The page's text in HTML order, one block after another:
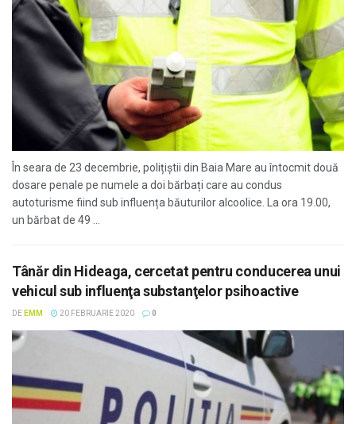
În seara de 23 decembrie, polițiștii din Baia Mare au întocmit două
dosare penale pe numele a doi bărbați care au condus
autoturisme fiind sub influența băuturilor alcoolice. La ora 19.00,
un bărbat de 49 ...
Tânăr din Hideaga, cercetat pentru conducerea unui
vehicul sub influenţa substanţelor psihoactive
DE EMM 20 FEBRUARIE 2020 0